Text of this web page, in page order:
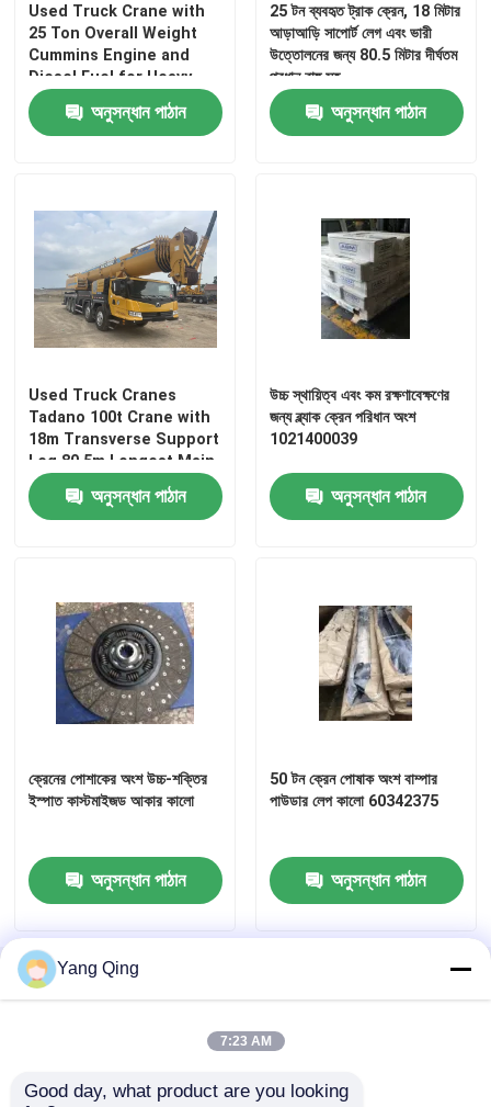
বাড়ি
আমাদের সম্পর্কে
Used Truck Crane with
25 Ton Overall Weight
Cummins Engine and
Diesel Fuel for Heavy
Duty Material Handling
অনুসন্ধান পাঠান
25 টন ব্যবহৃত ট্রাক ক্রেন, 18 মিটার
আড়াআড়ি সাপোর্ট লেগ এবং ভারী
উত্তোলনের জন্য 80.5 মিটার দীর্ঘতম
প্রধান বাহু সহ
অনুসন্ধান পাঠান
Used Truck Cranes
Tadano 100t Crane with
18m Transverse Support
Leg 80.5m Longest Main
Arm and 2000-2019 Year
অনুসন্ধান পাঠান
উচ্চ স্থায়িত্ব এবং কম রক্ষণাবেক্ষণের
জন্য ব্ল্যাক ক্রেন পরিধান অংশ
1021400039
অনুসন্ধান পাঠান
ক্রেনের পোশাকের অংশ উচ্চ-শক্তির
ইস্পাত কাস্টমাইজড আকার কালো
অনুসন্ধান পাঠান
50 টন ক্রেন পোষাক অংশ বাম্পার
পাউডার লেপ কালো 60342375
অনুসন্ধান পাঠান
বাড়ি আমাদের সম্পর্কে
সাইট ম্যাপ
Privacy Policy
গুণ ব্যবহৃত ট্রাক ক্রেনচীন কারখানা.Copyright © 2026
Yang Qing
7:23 AM
Good day, what product are you looking